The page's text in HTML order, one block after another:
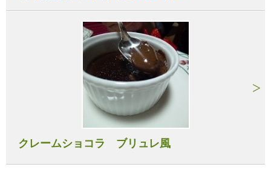
クレームショコラ ブリュレ風